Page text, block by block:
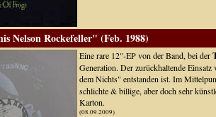
Nelson Rockefeller" (Feb. 1988)
Eine rare 12"-EP von der Band, bei der
Generation. Der zurückhaltende
dem Nichts" entstanden ist. Im
schlichte & billige, aber doch sehr
Karton.
(08.09.2009)